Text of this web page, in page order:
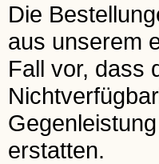
Die
aus unserem
Fall vor, dass
erstatten.